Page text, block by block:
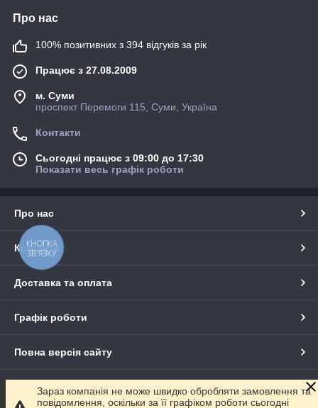
Про нас
100% позитивних з 394 відгуків за рік
Працює з 27.08.2009
м. Суми
проспект Перемоги 115, Суми, Україна
Контакти
Сьогодні працює з 09:00 до 17:30
Показати весь графік роботи
Про нас
Контакти
Доставка та оплата
Графік роботи
Повна версія сайту
Сайт створено на маркетплейсі Prom.ua
Зараз компанія не може швидко обробляти замовлення та
повідомлення, оскільки за її графіком роботи сьогодні
КНОПКА
ЗВ'ЯЗКУ